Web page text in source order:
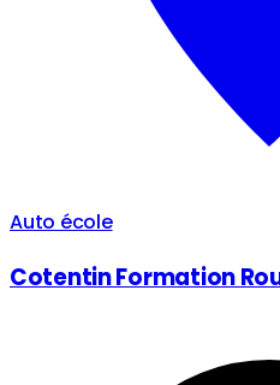
Auto école
Cotentin Formation